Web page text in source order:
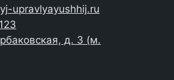
upravlyayushhij.ru
д. 3 (м.